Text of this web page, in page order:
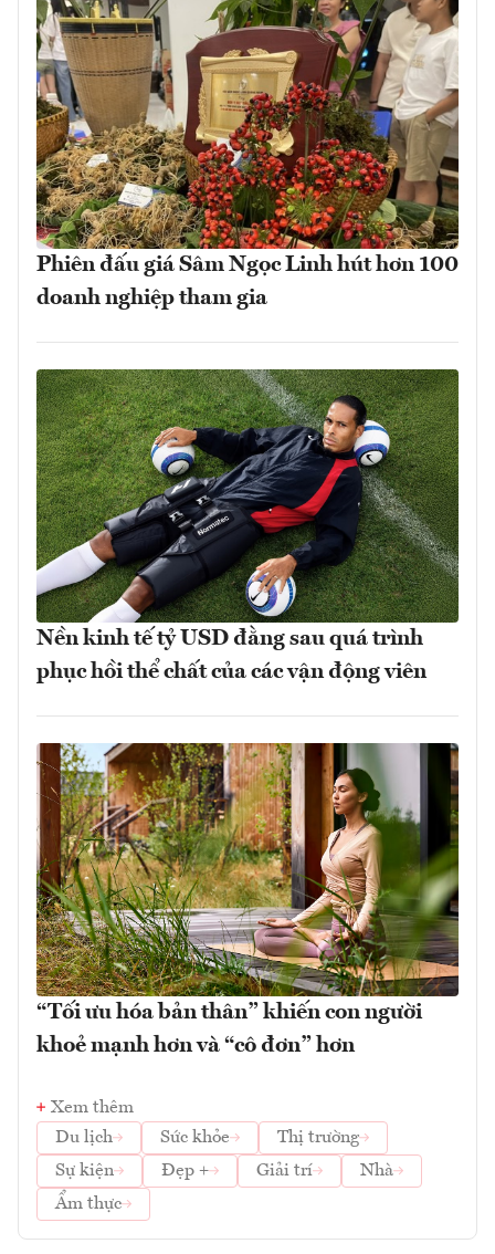
Phiên đấu giá Sâm Ngọc Linh hút hơn 100
doanh nghiệp tham gia
Nền kinh tế tỷ USD đằng sau quá trình
phục hồi thể chất của các vận động viên
“Tối ưu hóa bản thân” khiến con người
khoẻ mạnh hơn và “cô đơn” hơn
Xem thêm
Du lịch
Sức khỏe
Thị trường
Sự kiện
Đẹp + Giải trí
Nhà
Ẩm thực